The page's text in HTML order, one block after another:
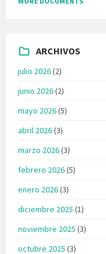
ARCHIVOS
julio 2026(2)
junio 2026(2)
mayo 2026(5)
abril 2026(3)
marzo 2026(3)
febrero 2026(5)
enero 2026(3)
diciembre 2025 (1)
noviembre 2025 (3)
octubre 2025 (3)